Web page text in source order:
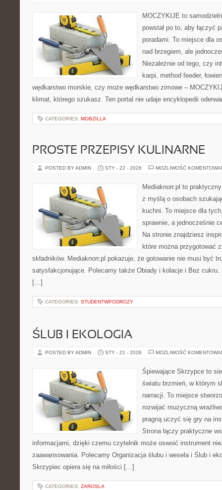
MOCZYKIJE to
powstał po to, aby łączyć
poradami. To miejsce dla
nad brzegiem, ale
Niezależnie od tego, czy
karpi, method feeder,
wędkarstwo morskie, czy może wędkarstwo zimowe –
klimat, którego szukasz. Ten portal nie udaje encyklopedii
CATEGORIES: MOBZILLA
PROSTE PRZEPISY KULINARNE
POSTED BY ADMIN STY - 22 - 2026 MOŻLIWOŚĆ
Mediaknorr.pl to
z myślą o osobach
kuchni. To miejsce dla
sprawnie, a jednocześnie
Na stronie znajdziesz
które można przygotować
składników. Mediaknorr.pl pokazuje, że gotowanie nie musi być
satysfakcjonujące. Polecamy także Obiady i kolacje i Bez cukru.
[…]
CATEGORIES: STUDENTWPODROZY
ŚLUB I EKOLOGIA
POSTED BY ADMIN STY - 21 - 2026 MOŻLIWOŚĆ
Śpiewające Skrzypce to
światu brzmień, w którym
narracji. To miejsce
rozwijać muzyczną
pragną uczyć się gry na
Strona łączy praktyczne
informacjami, dzięki czemu czytelnik może oswoić instrument
zaawansowania. Polecamy Organizacja ślubu i wesela i Ślub i
Skrzypiec opiera się na miłości […]
CATEGORIES: ZAROSLA